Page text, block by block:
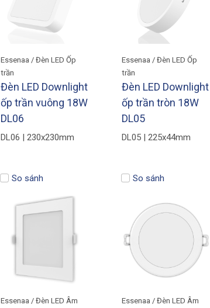
Essenaa / Đèn LED Ốp
trần
Đèn LED Downlight
ốp trần vuông 18W
DL06
DL06 | 230x230mm
Essenaa / Đèn LED Ốp
trần
Đèn LED Downlight
ốp trần tròn 18W
DL05
DL05 | 225x44mm
Essenaa / Đèn LED Âm
So sánh
Essenaa / Đèn LED Âm
So sánh